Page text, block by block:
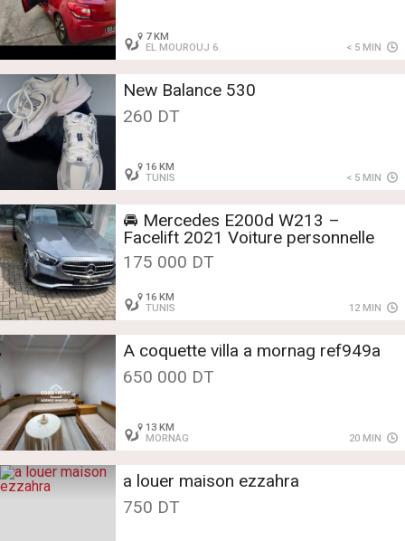
7 KM
EL MOUROUJ 6
< 5 MIN
New Balance 530
260 DT
16 KM
TUNIS
< 5 MIN
🚘 Mercedes E200d W213 –
Facelift 2021 Voiture personnelle
175 000 DT
16 KM
TUNIS
12 MIN
A coquette villa a mornag ref949a
650 000 DT
13 KM
MORNAG
20 MIN
a louer maison ezzahra
750 DT